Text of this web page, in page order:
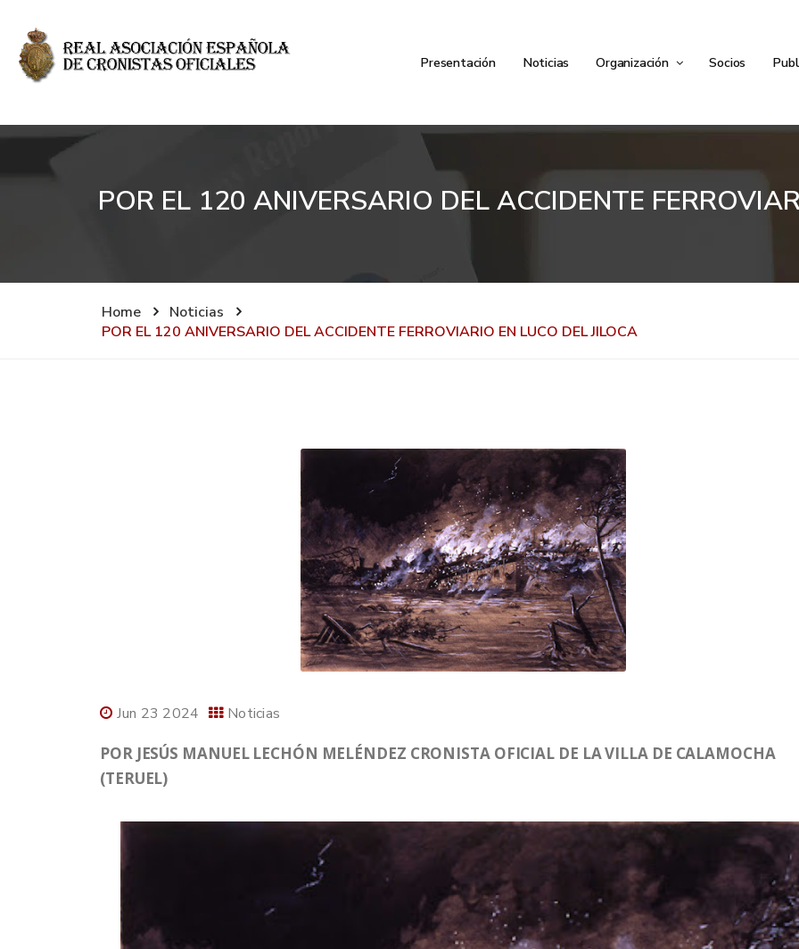
Presentación Noticias Organización Socios
POR EL 120 ANIVERSARIO DEL ACCIDENTE
Home
Noticias
POR EL 120 ANIVERSARIO DEL ACCIDENTE FERROVIARIO EN LUCO DEL JILOCA
Jun 23 2024 Noticias
POR JESÚS MANUEL LECHÓN MELÉNDEZ CRONISTA OFICIAL DE LA VILLA DE CALAMOCHA
(TERUEL)